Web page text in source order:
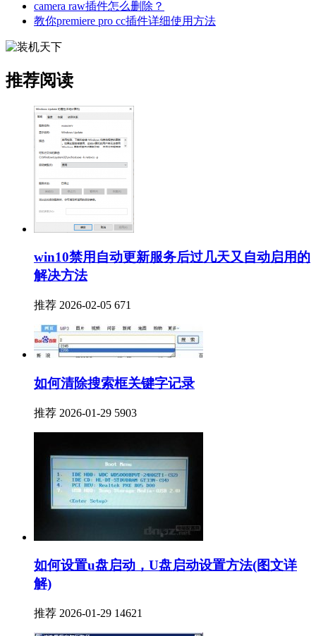
camera raw插件怎么删除？
教你premiere pro cc插件详细使用方法
推荐阅读
win10禁用自动更新服务后过几天又自动启用的
解决方法
推荐 2026-02-05 671
如何清除搜索框关键字记录
推荐 2026-01-29 5903
如何设置u盘启动，U盘启动设置方法(图文详
解)
推荐 2026-01-29 14621